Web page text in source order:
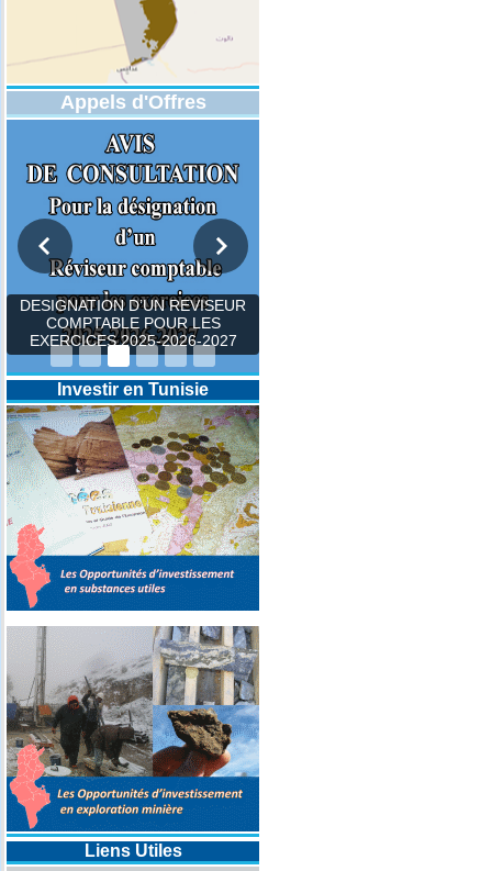
Appels d'Offres
DESIGNATION D’UN REVISEUR
COMPTABLE POUR LES
EXERCICES 2025-2026-2027
Investir en Tunisie
Liens Utiles